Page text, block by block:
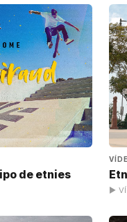
de etnies
▶